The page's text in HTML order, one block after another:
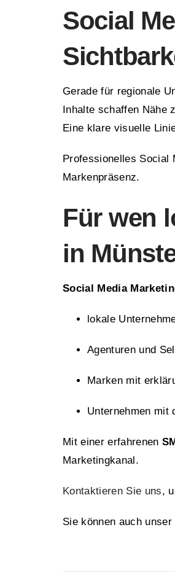
Social
Gerade für regionale
Inhalte schaffen Nähe
Eine klare visuelle
Professionelles Social
Markenpräsenz.
Für wen
in
Social Media
lokale
Agenturen und
Marken mit
Unternehmen mit
Mit einer erfahrenen
Marketingkanal.
Kontaktieren Sie uns,
Sie können auch unser